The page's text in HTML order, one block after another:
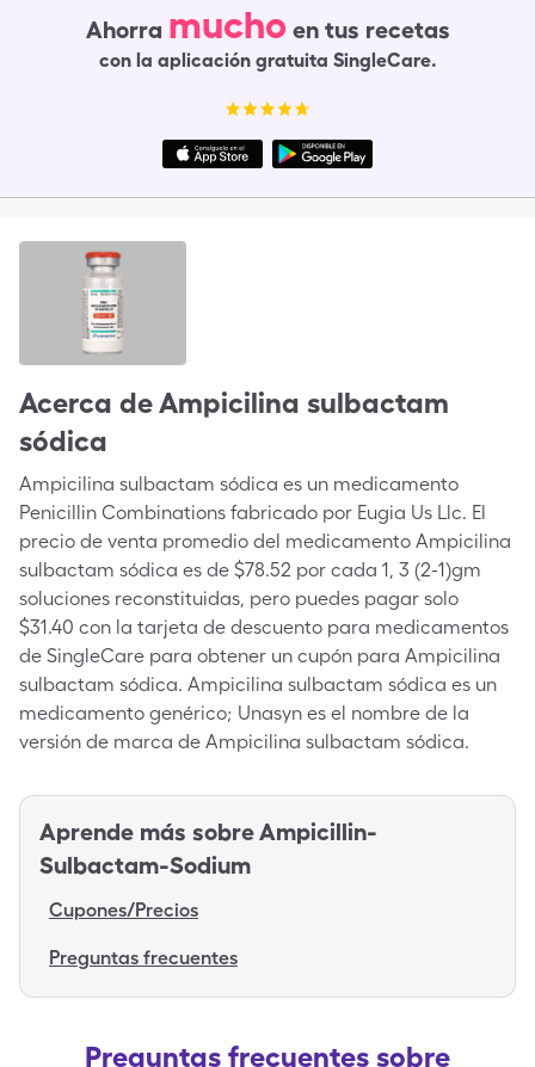
Ahorra mucho en tus recetas
con la aplicación gratuita SingleCare.
Acerca deAmpicilina sulbactam
sódica
Ampicilina sulbactam sódica es un medicamento
Penicillin Combinations fabricado por Eugia Us Llc. El
precio de venta promedio del medicamento Ampicilina
sulbactam sódica es de $78.52 por cada 1, 3 (2-1)gm
soluciones reconstituidas, pero puedes pagar solo
$31.40 con la tarjeta de descuento para medicamentos
de SingleCare para obtener un cupón para Ampicilina
sulbactam sódica. Ampicilina sulbactam sódica es un
medicamento genérico; Unasyn es el nombre de la
versión de marca de Ampicilina sulbactam sódica.
Aprende más sobreAmpicillin-
Sulbactam-Sodium
Cupones/Precios
Preguntas frecuentes
Preguntas frecuentes sobre